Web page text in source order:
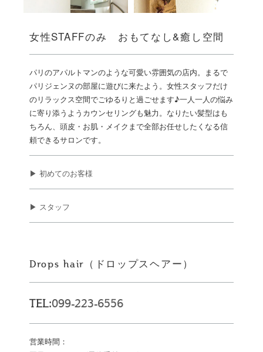
女性STAFFのみ おもてなし&癒し空間
パリのアパルトマンのような可愛い雰囲気の店内。まるで
パリジェンヌの部屋に遊びに来たよう。女性スタッフだけ
のリラックス空間でごゆるりと過ごせます♪一人一人の悩み
に寄り添うようカウンセリングも魅力。なりたい髪型はも
ちろん、頭皮・お肌・メイクまで全部お任せしたくなる信
頼できるサロンです。
▶ 初めてのお客様
▶ スタッフ
Drops hair（ドロップスヘアー）
TEL:099-223-6556
営業時間：